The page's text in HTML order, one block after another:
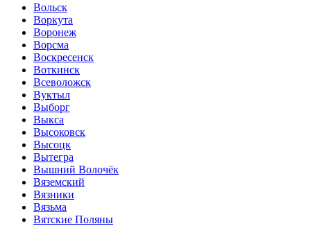
Вольск
Воркута
Воронеж
Ворсма
Воскресенск
Воткинск
Всеволожск
Вуктыл
Выборг
Выкса
Высоковск
Высоцк
Вытегра
Вышний Волочёк
Вяземский
Вязники
Вязьма
Вятские Поляны